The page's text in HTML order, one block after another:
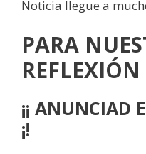
Noticia llegue a
PARA
¡¡ ANUNCIAD
¡!